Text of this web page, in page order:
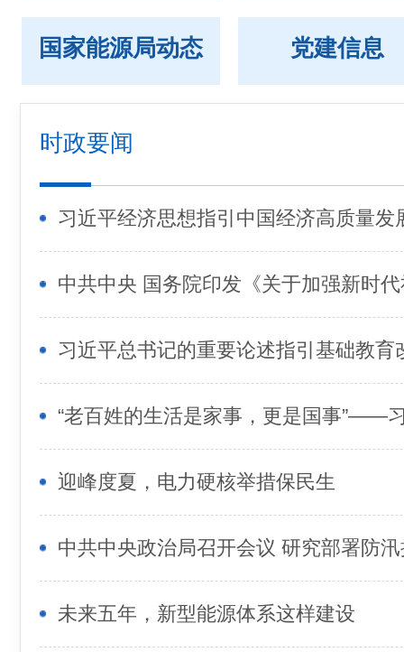
国家能源局动态 党建信息
时政要闻
习近平经济思想指引中国经济高质量发
迎峰度夏，电力硬核举措保民生
未来五年，新型能源体系这样建设